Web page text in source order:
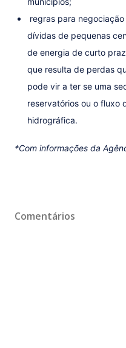
regras para
dívidas de pequenas
de energia de curto
que resulta de perdas
pode vir a ter se uma
reservatórios ou o fluxo
hidrográfica.
*Com informações da
Comentários